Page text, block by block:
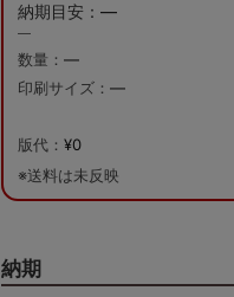
納期目安：—
—
数量：—
印刷サイズ：—
版代：¥0
※送料は未反映
納期